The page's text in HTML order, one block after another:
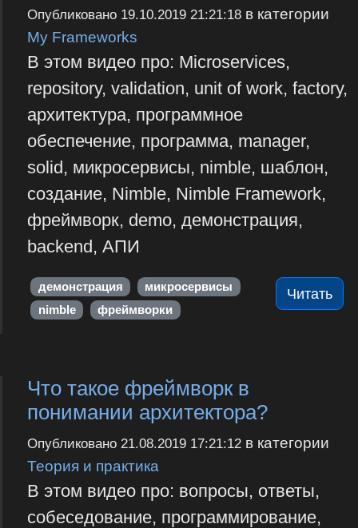
Опубликовано 19.10.2019 21:21:18в категории
My Frameworks
В этом видео про: Microservices,
repository, validation, unit of work, factory,
архитектура, программное
обеспечение, программа, manager,
solid, микросервисы, nimble, шаблон,
создание, Nimble, Nimble Framework,
фреймворк, demo, демонстрация,
backend, АПИ
Читать
демонстрация
микросервисы
nimble
фреймворки
Что такое фреймворк в
понимании архитектора?
Опубликовано 21.08.2019 17:21:12в категории
Теория и практика
В этом видео про: вопросы, ответы,
собеседование, программирование,